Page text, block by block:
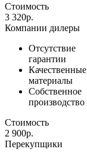
Стоимость
3 320р.
Компании дилеры
Отсутствие
гарантии
Качественные
материалы
Собственное
производство
Стоимость
2 900р.
Перекупщики